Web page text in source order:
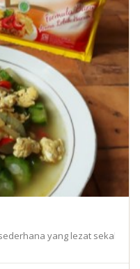
yang lezat sekali.